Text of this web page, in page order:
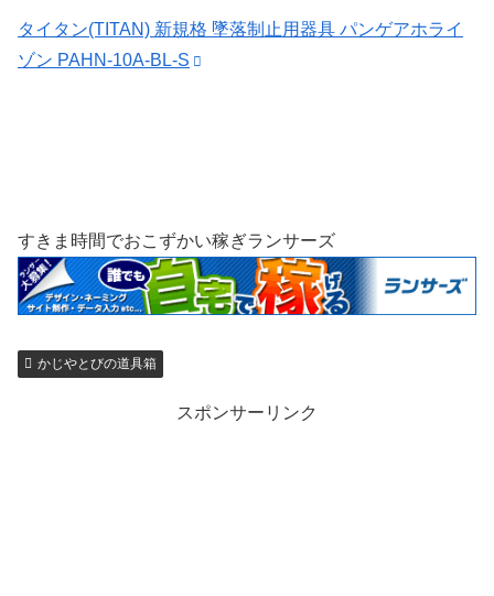
タイタン(TITAN) 新規格 墜落制止用器具 パンゲアホライ
ゾン PAHN-10A-BL-S
すきま時間でおこずかい稼ぎランサーズ
かじやとびの道具箱
スポンサーリンク